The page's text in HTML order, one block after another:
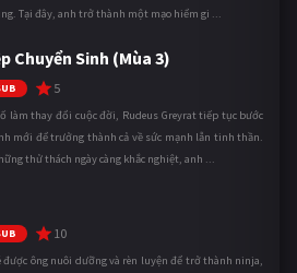
Tại đây, anh trở thành một mạo hiểm gi ...
Chuyển Sinh (Mùa 3)
5
làm thay đổi cuộc đời, Rudeus Greyrat tiếp tục bước
mới để trưởng thành cả về sức mạnh lẫn tinh thần.
thử thách ngày càng khắc nghiệt, anh ...
10
được ông nuôi dưỡng và rèn luyện để trở thành ninja,